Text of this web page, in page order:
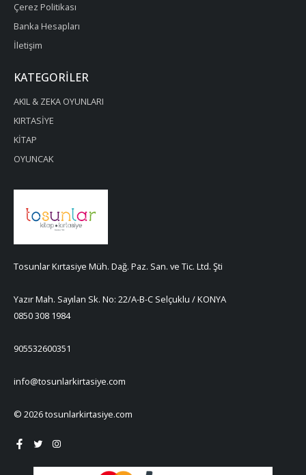
Çerez Politikası
Banka Hesapları
İletişim
KATEGORILER
AKIL & ZEKA OYUNLARI
KIRTASİYE
KİTAP
OYUNCAK
Tosunlar Kırtasiye Müh. Dağ. Paz. San. ve Tic. Ltd. Şti
Yazır Mah. Sayılan Sk. No: 22/A-B-C Selçuklu / KONYA
0850 308 1984
905532600351
info@tosunlarkirtasiye.com
© 2026 tosunlarkirtasiye.com